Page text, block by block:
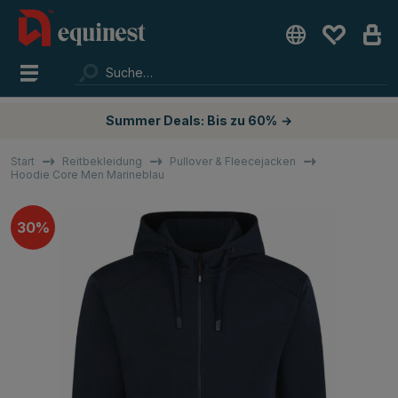
Summer Deals: Bis zu 60% →
Start Reitbekleidung
Pullover & Fleecejacken
Hoodie Core Men Marineblau
30%